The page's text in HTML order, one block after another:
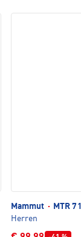
Mammut ·
MTR
Herren